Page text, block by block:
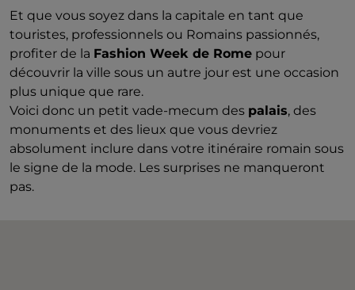
Et que vous soyez dans la capitale en tant que
touristes, professionnels ou Romains passionnés,
profiter de la Fashion Week de Rome pour
découvrir la ville sous un autre jour est une occasion
plus unique que rare.
Voici donc un petit vade-mecum des palais, des
monuments et des lieux que vous devriez
absolument inclure dans votre itinéraire romain sous
le signe de la mode. Les surprises ne manqueront
pas.